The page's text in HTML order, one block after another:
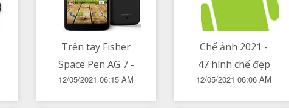
Trên tay Fisher
Space Pen AG 7 -
Bút bi của các
phi hành gia có
12/05/2021 06:15 AM
Chế ảnh 2021 -
47 hình chế đẹp
và vui nhất
12/05/2021 06:06 AM